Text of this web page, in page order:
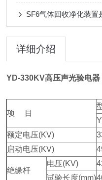
详细介绍
YD-330KV高压声光验电器
项 目
额定电压(KV)
启动电压(KV)
绝缘杆
电压(KV)
试验长度(mm)